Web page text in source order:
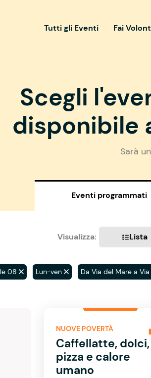
Tutti gli Eventi Fai
Scegli
disponibile
Sarà
Eventi programmati
Visualizza: Lista
08 Lun-ven Da Via del Mare a Via
NUOVE POVERTÀ
Caffellatte, dolci,
pizza e calore
umano